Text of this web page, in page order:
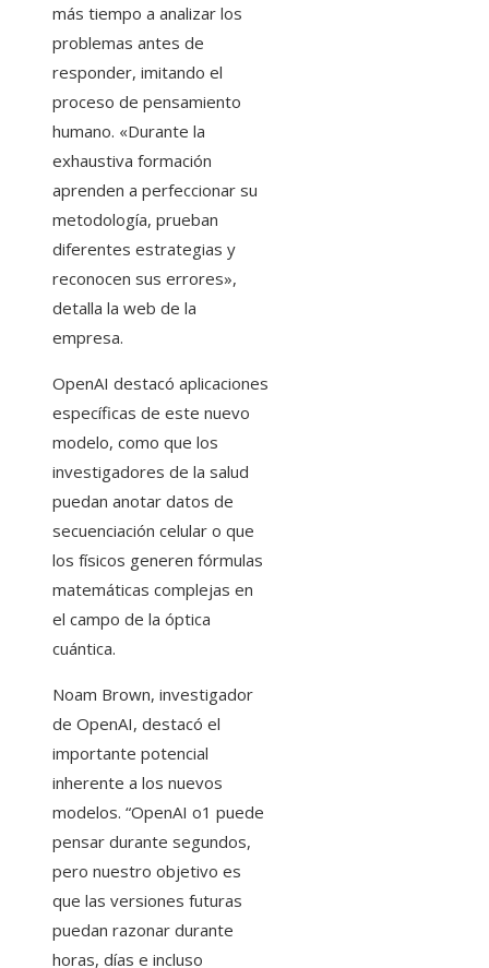
más tiempo a analizar los
problemas antes de
responder, imitando el
proceso de pensamiento
humano. «Durante la
exhaustiva formación
aprenden a perfeccionar su
metodología, prueban
diferentes estrategias y
reconocen sus errores»,
detalla la web de la
empresa.
OpenAI destacó aplicaciones
específicas de este nuevo
modelo, como que los
investigadores de la salud
puedan anotar datos de
secuenciación celular o que
los físicos generen fórmulas
matemáticas complejas en
el campo de la óptica
cuántica.
Noam Brown, investigador
de OpenAI, destacó el
importante potencial
inherente a los nuevos
modelos. “OpenAI o1 puede
pensar durante segundos,
pero nuestro objetivo es
que las versiones futuras
puedan razonar durante
horas, días e incluso